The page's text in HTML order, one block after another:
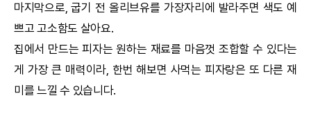
마지막으로, 굽기 전 올리브유를 가장자리에 발라주면 색도 예
쁘고 고소함도 살아요.
집에서 만드는 피자는 원하는 재료를 마음껏 조합할 수 있다는
게 가장 큰 매력이라, 한번 해보면 사먹는 피자랑은 또 다른 재
미를 느낄 수 있습니다.